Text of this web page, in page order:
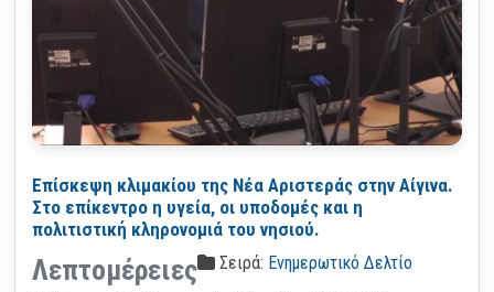
Επίσκεψη κλιμακίου της Νέα Αριστεράς στην Αίγινα.
Στο επίκεντρο η υγεία, οι υποδομές και η
πολιτιστική κληρονομιά του νησιού.
Λεπτομέρειες Σειρά: Ενημερωτικό Δελτίο